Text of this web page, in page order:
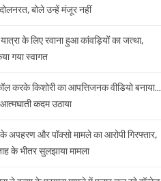
बोले उन्हें मंजूर नहीं
के लिए रवाना हुआ कांवड़ियों का जत्था,
गया स्वागत
करके किशोरी का आपत्तिजनक वीडियो बनाया…
कदम उठाया
अपहरण और पॉक्सो मामले का आरोपी गिरफ्तार,
के भीतर सुलझाया मामला